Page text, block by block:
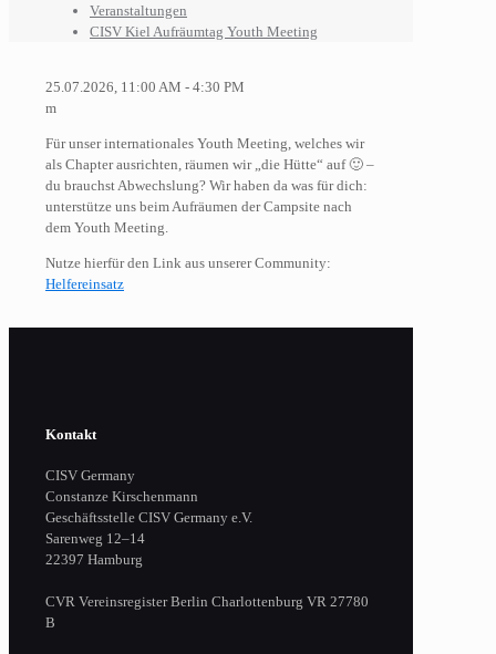
Veranstaltungen
CISV Kiel Aufräumtag Youth Meeting
25.07.2026, 11:00 AM - 4:30 PM
m
Für unser internationales Youth Meeting, welches wir
als Chapter ausrichten, räumen wir „die Hütte“ auf 🙂 –
du brauchst Abwechslung? Wir haben da was für dich:
unterstütze uns beim Aufräumen der Campsite nach
dem Youth Meeting.
Nutze hierfür den Link aus unserer Community:
Helfereinsatz
Kontakt
CISV Germany
Constanze Kirschenmann
Geschäftsstelle CISV Germany e.V.
Sarenweg 12–14
22397 Hamburg
CVR Vereinsregister Berlin Charlottenburg VR 27780
B